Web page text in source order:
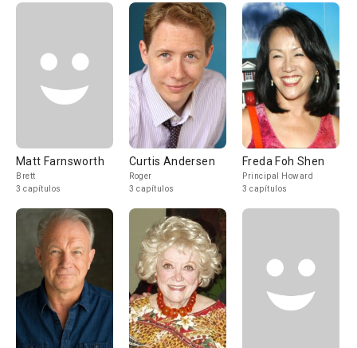
Matt Farnsworth
Brett
3 capítulos
Curtis Andersen
Roger
3 capítulos
Freda Foh Shen
Principal Howard
3 capítulos